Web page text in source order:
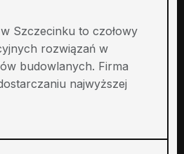
Szczecinku to czołowy
rozwiązań w
budowlanych. Firma
najwyższej